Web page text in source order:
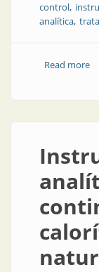
control
analítica
Read more